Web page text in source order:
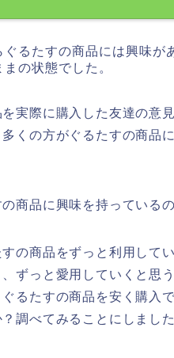
るたすの商品には興味が
の状態でした。
実際に購入した友達の意
くの方がぐるたすの商品
商品に興味を持っている
の商品をずっと利用して
ずっと愛用していくと思
るたすの商品を安く購入
調べてみることにしました